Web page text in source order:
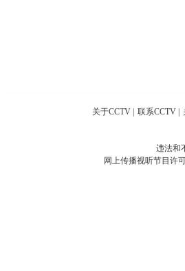
关于CCTV 联系CCTV
违法和
网上传播视听节目许